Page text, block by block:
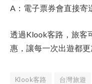
A：電子票券會直接寄
透過Klook客路，旅客
惠，讓每一次出遊都更
Klook客路 台灣旅遊